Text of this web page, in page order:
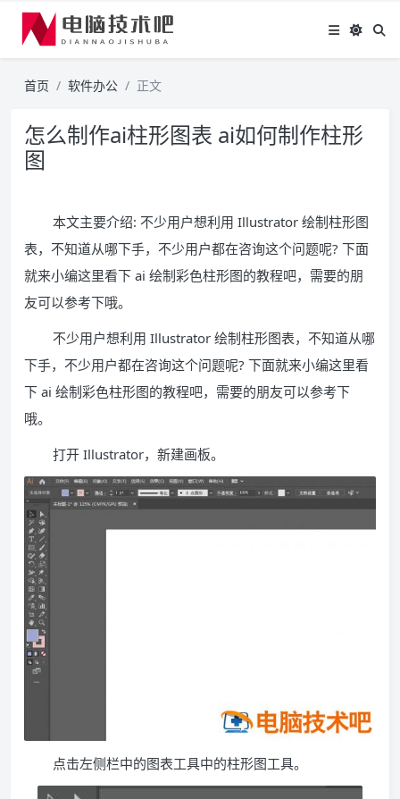
首页 软件办公 正文
怎么制作ai柱形图表 ai如何制作柱形
图
本文主要介绍: 不少用户想利用 Illustrator 绘制柱形图
表，不知道从哪下手，不少用户都在咨询这个问题呢? 下面
就来小编这里看下 ai 绘制彩色柱形图的教程吧，需要的朋
友可以参考下哦。
不少用户想利用 Illustrator 绘制柱形图表，不知道从哪
下手，不少用户都在咨询这个问题呢? 下面就来小编这里看
下 ai 绘制彩色柱形图的教程吧，需要的朋友可以参考下
哦。
打开 Illustrator，新建画板。
点击左侧栏中的图表工具中的柱形图工具。